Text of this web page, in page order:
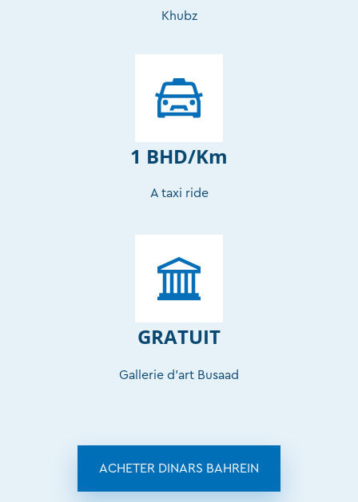
Khubz
1 BHD/Km
A taxi ride
GRATUIT
Gallerie d'art Busaad
ACHETER DINARS BAHREIN